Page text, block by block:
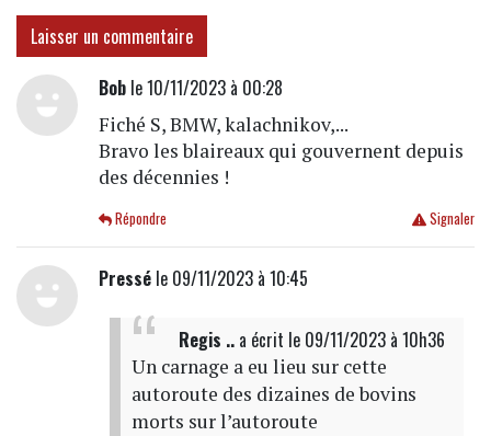
Laisser un commentaire
Boble 10/11/2023 à 00:28
Fiché S, BMW, kalachnikov,...
Bravo les blaireaux qui gouvernent depuis
des décennies !
Signaler
Répondre
Presséle 09/11/2023 à 10:45
Regis ..a écrit le 09/11/2023 à 10h36
Un carnage a eu lieu sur cette
autoroute des dizaines de bovins
morts sur l’autoroute